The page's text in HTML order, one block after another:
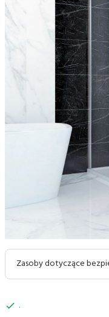
Zasoby dotyczące
.